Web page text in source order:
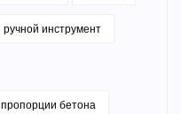
ручной инструмент
пропорции бетона